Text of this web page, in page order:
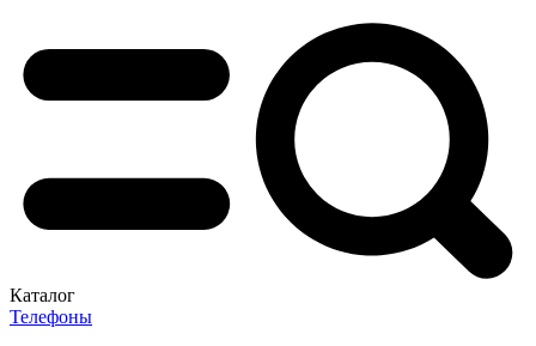
Каталог
Телефоны